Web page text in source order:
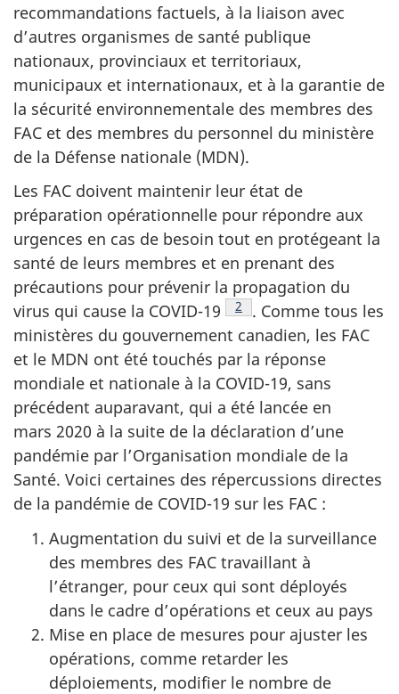
recommandations factuels, à la liaison avec
d’autres organismes de santé publique
nationaux, provinciaux et territoriaux,
municipaux et internationaux, et à la garantie de
la sécurité environnementale des membres des
FAC et des membres du personnel du ministère
de la Défense nationale (MDN).
Les FAC doivent maintenir leur état de
préparation opérationnelle pour répondre aux
urgences en cas de besoin tout en protégeant la
santé de leurs membres et en prenant des
précautions pour prévenir la propagation du
virus qui cause la COVID-19 Note de bas de page
2 . Comme tous les
ministères du gouvernement canadien, les FAC
et le MDN ont été touchés par la réponse
mondiale et nationale à la COVID-19, sans
précédent auparavant, qui a été lancée en
mars 2020 à la suite de la déclaration d’une
pandémie par l’Organisation mondiale de la
Santé. Voici certaines des répercussions directes
de la pandémie de COVID-19 sur les FAC :
Augmentation du suivi et de la surveillance
des membres des FAC travaillant à
l’étranger, pour ceux qui sont déployés
dans le cadre d’opérations et ceux au pays
Mise en place de mesures pour ajuster les
opérations, comme retarder les
déploiements, modifier le nombre de